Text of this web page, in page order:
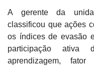
A gerente da
classificou que ações
os índices de evasão
participação
aprendizagem,